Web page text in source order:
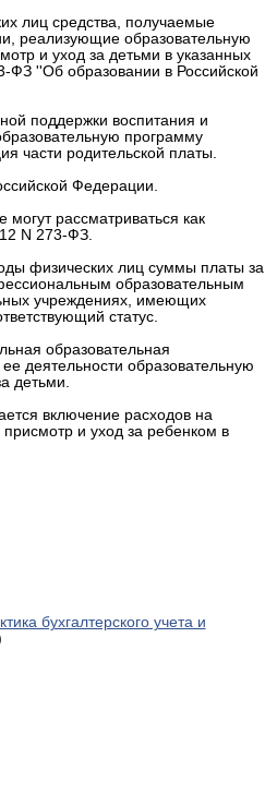
лиц средства, получаемые
реализующие образовательную
и уход за детьми в указанных
ФЗ ''Об образовании в Российской
поддержки воспитания и
программу
части родительской платы.
Федерации.
рассматриваться как
N 273-ФЗ.
физических лиц суммы платы за
образовательным
учреждениях, имеющих
статус.
образовательная
деятельности образовательную
детьми.
включение расходов на
и уход за ребенком в
бухгалтерского учета и